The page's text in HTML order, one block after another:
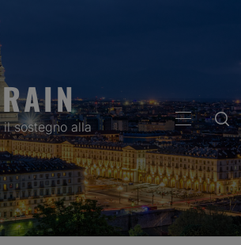
sostegno alla
PRIMARY
MENU